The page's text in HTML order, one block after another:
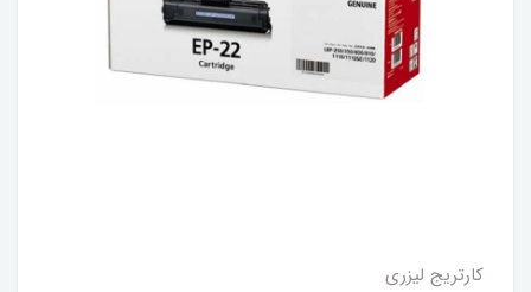
کارتریج لیزری